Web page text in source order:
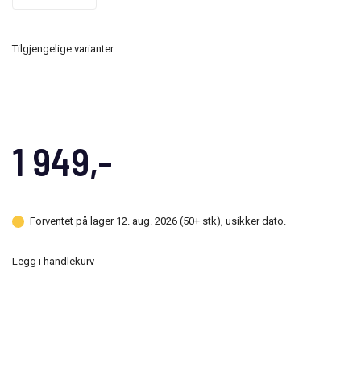
1 949,-
Tilgjengelige varianter
Forventet på lager 12. aug. 2026 (50+ stk), usikker dato.
Legg i handlekurv